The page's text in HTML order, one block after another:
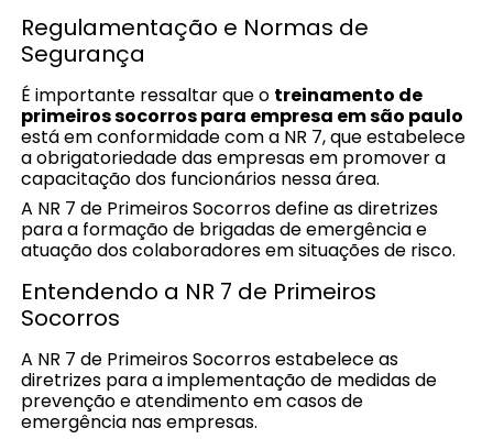
Regulamentação e Normas de
Segurança
É importante ressaltar que o treinamento de
primeiros socorros para empresa em são paulo
está em conformidade com a NR 7, que estabelece
a obrigatoriedade das empresas em promover a
capacitação dos funcionários nessa área.
A NR 7 de Primeiros Socorros define as diretrizes
para a formação de brigadas de emergência e
atuação dos colaboradores em situações de risco.
Entendendo a NR 7 de Primeiros
Socorros
A NR 7 de Primeiros Socorros estabelece as
diretrizes para a implementação de medidas de
prevenção e atendimento em casos de
emergência nas empresas.